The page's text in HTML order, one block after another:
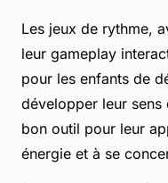
Les jeux de rythme,
leur gameplay
pour les enfants de
développer leur sens
bon outil pour leur
énergie et à se